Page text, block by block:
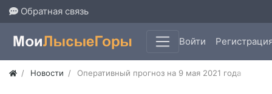
Обратная связь
Войти
Новости Оперативный прогноз на 9 мая 2021 года